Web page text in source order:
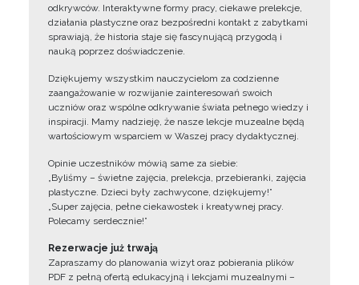
odkrywców. Interaktywne formy pracy, ciekawe prelekcje,
działania plastyczne oraz bezpośredni kontakt z zabytkami
sprawiają, że historia staje się fascynującą przygodą i
nauką poprzez doświadczenie.
Dziękujemy wszystkim nauczycielom za codzienne
zaangażowanie w rozwijanie zainteresowań swoich
uczniów oraz wspólne odkrywanie świata pełnego wiedzy i
inspiracji. Mamy nadzieję, że nasze lekcje muzealne będą
wartościowym wsparciem w Waszej pracy dydaktycznej.
Opinie uczestników mówią same za siebie:
„Byliśmy – świetne zajęcia, prelekcja, przebieranki, zajęcia
plastyczne. Dzieci były zachwycone, dziękujemy!”
„Super zajęcia, pełne ciekawostek i kreatywnej pracy.
Polecamy serdecznie!”
Rezerwacje już trwają
Zapraszamy do planowania wizyt oraz pobierania plików
PDF z pełną ofertą edukacyjną i lekcjami muzealnymi –